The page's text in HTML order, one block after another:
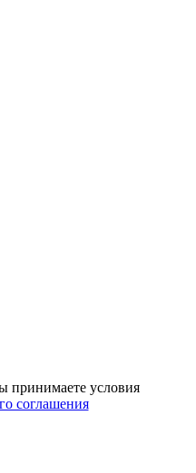
принимаете условия
соглашения